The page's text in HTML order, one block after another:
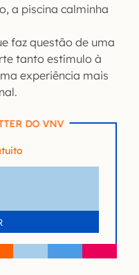
a piscina calminha
faz questão de uma
tanto estímulo à
experiência mais
DO VNV